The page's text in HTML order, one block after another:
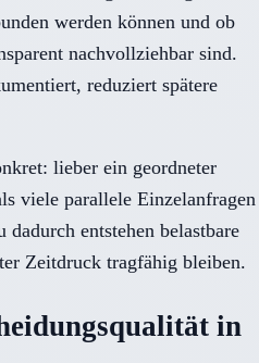
werden können und ob
nachvollziehbar sind.
reduziert spätere
lieber ein geordneter
viele parallele Einzelanfragen
entstehen belastbare
Zeitdruck tragfähig bleiben.
in